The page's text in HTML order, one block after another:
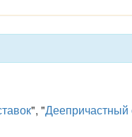
", "Деепричастный